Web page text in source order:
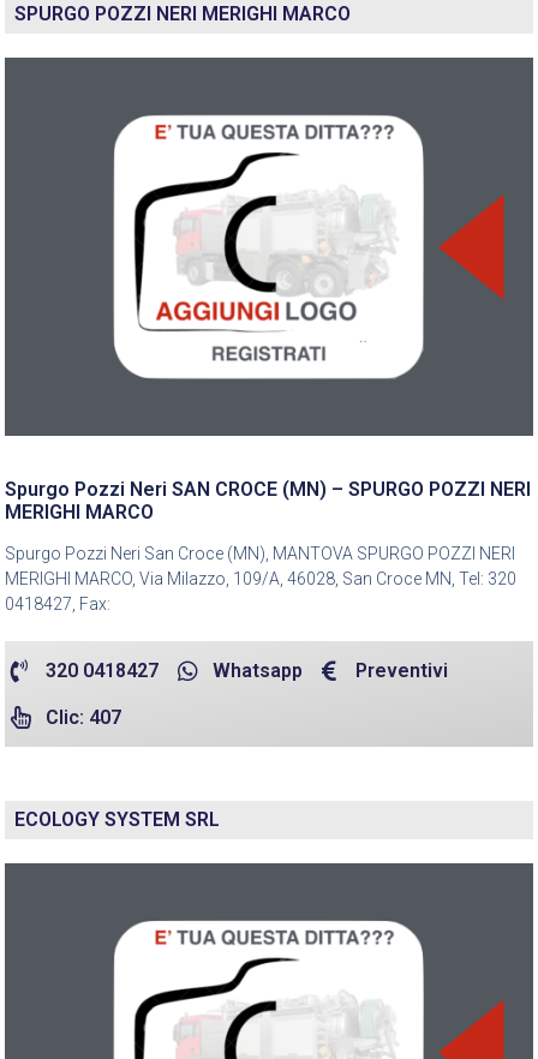
SPURGO POZZI NERI MERIGHI MARCO
Spurgo Pozzi Neri SAN CROCE (MN) – SPURGO POZZI NERI
MERIGHI MARCO
Spurgo Pozzi Neri San Croce (MN), MANTOVA SPURGO POZZI NERI
MERIGHI MARCO, Via Milazzo, 109/A, 46028, San Croce MN, Tel: 320
0418427, Fax:
320 0418427 Whatsapp Preventivi
Clic: 407
ECOLOGY SYSTEM SRL